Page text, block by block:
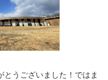
うございました！ではま